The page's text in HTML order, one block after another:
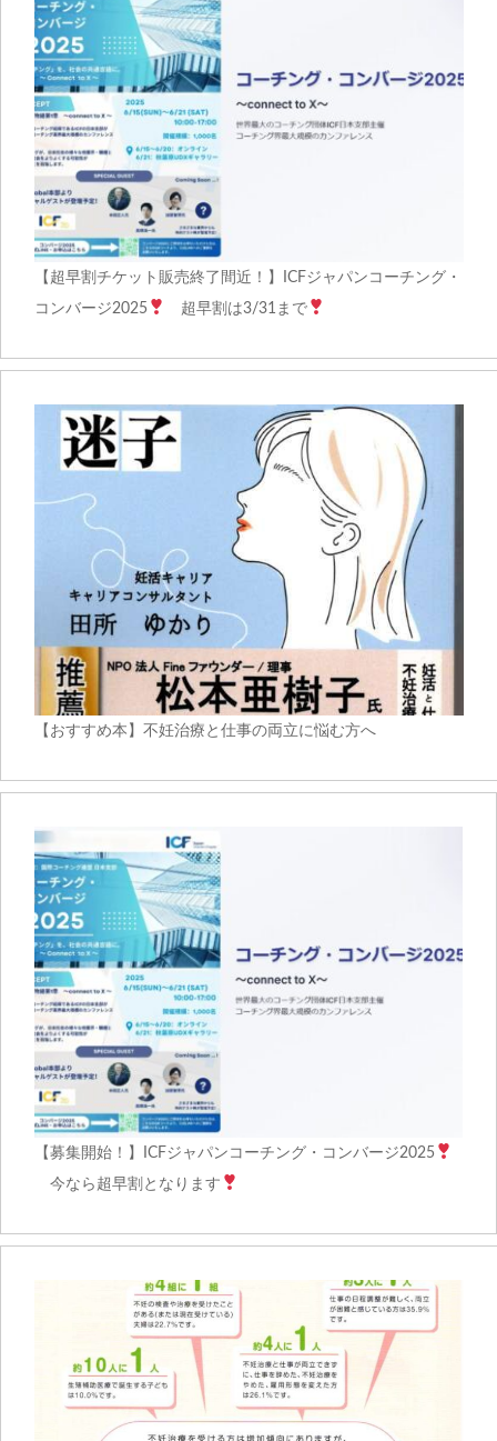
【超早割チケット販売終了間近！】ICFジャパンコーチング・
コンバージ2025
超早割は3/31まで
【おすすめ本】不妊治療と仕事の両立に悩む方へ
【募集開始！】ICFジャパンコーチング・コンバージ2025
今なら超早割となります